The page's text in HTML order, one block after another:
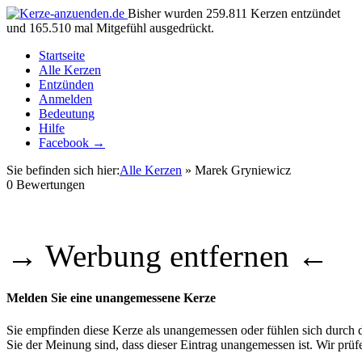
Bisher wurden 259.811 Kerzen entzündet
und 165.510 mal Mitgefühl ausgedrückt.
Startseite
Alle Kerzen
Entzünden
Anmelden
Bedeutung
Hilfe
Facebook →
Sie befinden sich hier:Alle Kerzen » Marek Gryniewicz
0 Bewertungen
→ Werbung entfernen ←
Melden Sie eine unangemessene Kerze
Sie empfinden diese Kerze als unangemessen oder fühlen sich
Sie der Meinung sind, dass dieser Eintrag unangemessen ist. Wir